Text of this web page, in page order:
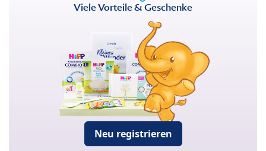
Viele Vorteile & Geschenke
Neu registrieren